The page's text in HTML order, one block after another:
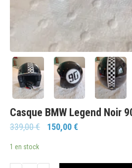
Casque BMW Legend Noir
339,00€ 150,00€
1 en stock